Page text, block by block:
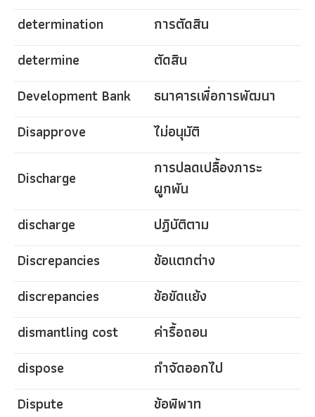
determination
การตัดสิน
determine
ตัดสิน
Development Bank
ธนาคารเพื่อการพัฒนา
Disapprove
ไม่อนุมัติ
Discharge
การปลดเปลื้องภาระ
ผูกพัน
discharge
ปฏิบัติตาม
Discrepancies
ข้อแตกต่าง
discrepancies
ข้อขัดแย้ง
dismantling cost
ค่ารื้อถอน
dispose
กำจัดออกไป
Dispute
ข้อพิพาท